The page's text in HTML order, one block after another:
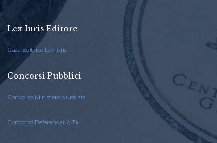
Lex Iuris Editore
Casa Editrice Lex Iuris
Concorsi Pubblici
Concorso Ministero giustizia
Concorso Referendario Tar